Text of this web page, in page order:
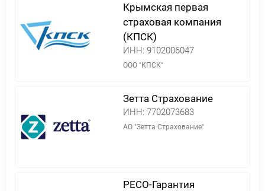
Крымская первая
страховая компания
(КПСК)
ИНН: 9102006047
ООО "КПСК"
Зетта Страхование
ИНН: 7702073683
АО "Зетта Страхование"
РЕСО-Гарантия